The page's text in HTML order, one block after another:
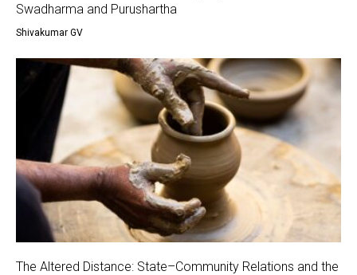
Swadharma and Purushartha
Shivakumar GV
The Altered Distance: State–Community Relations and the